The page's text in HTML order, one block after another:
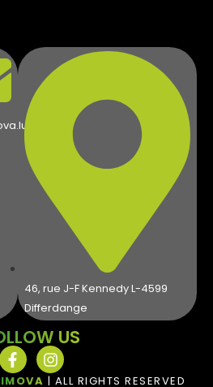
46, rue J-F Kennedy L-4599
Differdange
US
IMOVA | ALL RIGHTS RESERVED